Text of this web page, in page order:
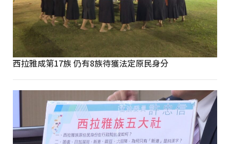
西拉雅成第17族 仍有8族待獲法定原民身分